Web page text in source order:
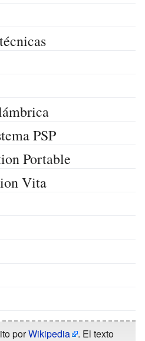
PSP
Portable
Vita
porWikipedia . El texto